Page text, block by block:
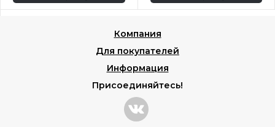
Компания
Для покупателей
Информация
Присоединяйтесь!